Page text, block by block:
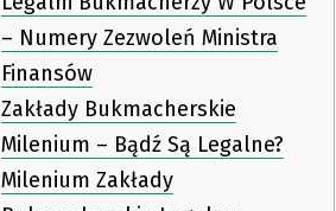
– Numery Zezwoleń Ministra
Finansów
Zakłady Bukmacherskie
Milenium – Bądź Są Legalne?
Milenium Zakłady